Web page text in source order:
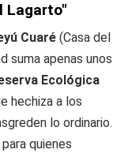
Lagarto"
Cuaré (Casa del
suma apenas unos
Ecológica
hechiza a los
lo ordinario.
quienes